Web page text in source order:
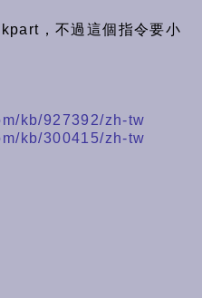
，不過這個指令要小
kb/927392/zh-tw
kb/300415/zh-tw